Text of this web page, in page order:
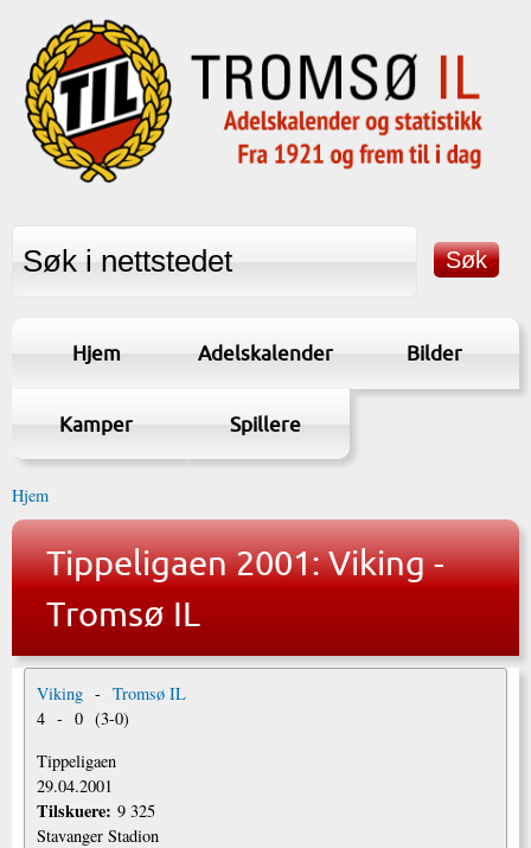
Hjem Adelskalender Bilder
Kamper Spillere
Hjem
Tippeligaen 2001: Viking -
Tromsø IL
Viking - Tromsø IL
4 - 0 (3-0)
Tippeligaen
29.04.2001
Tilskuere: 9 325
Stavanger Stadion